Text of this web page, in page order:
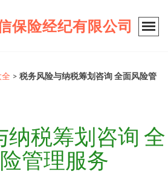
保险经纪有限公司
> 税务风险与纳税筹划咨询 全面风险管
纳税筹划咨询 全
管理服务